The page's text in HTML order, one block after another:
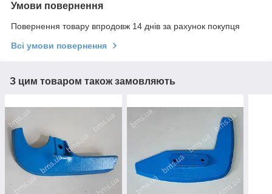
Умови повернення
Повернення товару впродовж 14 днів за рахунок покупця
Всі умови повернення
З цим товаром також замовляють